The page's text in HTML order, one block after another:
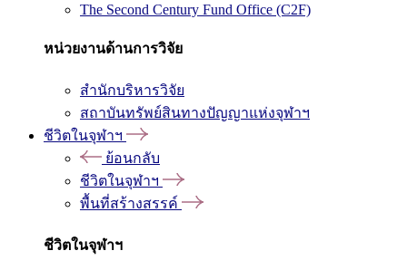
The Second Century Fund Office (C2F)
หน่วยงานด้านการวิจัย
สำนักบริหารวิจัย
สถาบันทรัพย์สินทางปัญญาแห่งจุฬาฯ
ชีวิตในจุฬาฯ
ย้อนกลับ
ชีวิตในจุฬาฯ
พื้นที่สร้างสรรค์
ชีวิตในจุฬาฯ